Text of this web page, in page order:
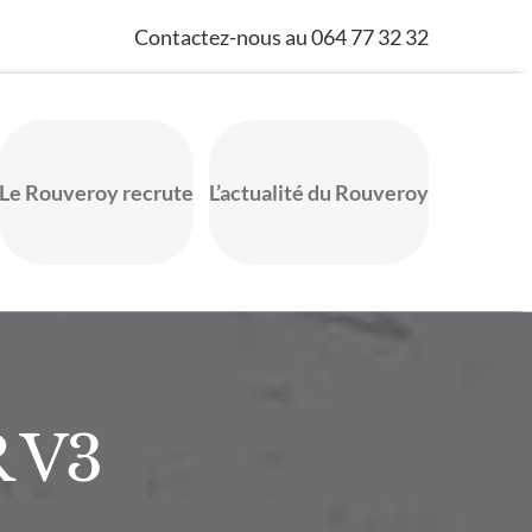
Contactez-nous au 064 77 32 32
Rouveroy recrute L’actualité du Rouveroy
V3